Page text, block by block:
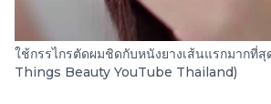
ใช้กรรไกรตัดผมชิดกับหนังยางเส้นแรกมากที่สุ
Things Beauty YouTube Thailand)